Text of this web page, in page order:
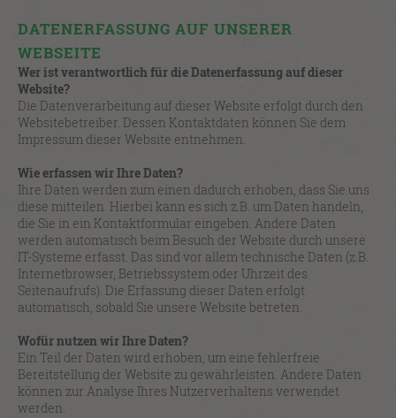
DATENERFASSUNG AUF UNSERER
WEBSEITE
Wer ist verantwortlich für die Datenerfassung auf dieser
Website?
Die Datenverarbeitung auf dieser Website erfolgt durch den
Websitebetreiber. Dessen Kontaktdaten können Sie dem
Impressum dieser Website entnehmen.
Wie erfassen wir Ihre Daten?
Ihre Daten werden zum einen dadurch erhoben, dass Sie uns
diese mitteilen. Hierbei kann es sich z.B. um Daten handeln,
die Sie in ein Kontaktformular eingeben. Andere Daten
werden automatisch beim Besuch der Website durch unsere
IT-Systeme erfasst. Das sind vor allem technische Daten (z.B.
Internetbrowser, Betriebssystem oder Uhrzeit des
Seitenaufrufs). Die Erfassung dieser Daten erfolgt
automatisch, sobald Sie unsere Website betreten.
Wofür nutzen wir Ihre Daten?
Ein Teil der Daten wird erhoben, um eine fehlerfreie
Bereitstellung der Website zu gewährleisten. Andere Daten
können zur Analyse Ihres Nutzerverhaltens verwendet
werden.